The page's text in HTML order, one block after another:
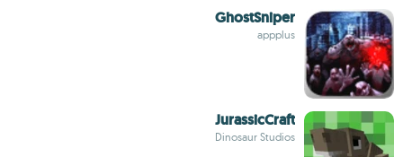
GhostSniper
appplus
JurassicCraft
Dinosaur Studios